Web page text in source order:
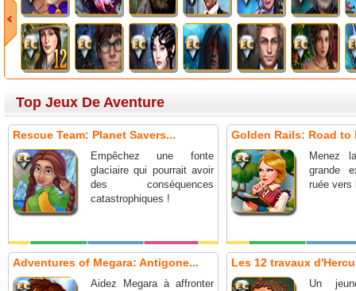
Top Jeux De Aventure
Rescue Team: Planet Savers...
Empêchez une fonte
glaciaire qui pourrait avoir
des conséquences
catastrophiques !
Golden Rails: Road to
Menez
grande
ruée vers
Adventures of Megara: Antigone...
Aidez Megara à affronter
Les 12 travaux
Un